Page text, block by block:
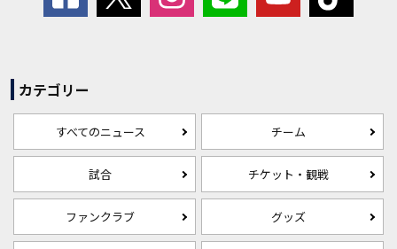
カテゴリー
すべてのニュース チーム
試合 チケット・観戦
ファンクラブ グッズ